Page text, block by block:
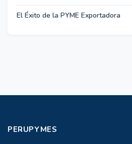
El Éxito de la PYME Exportadora
PERUPYMES